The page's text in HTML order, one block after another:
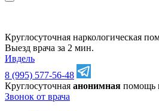
Круглосуточная наркологическая
Выезд врача за 2 мин.
Ивдель
8 (995) 577-56-48
Круглосуточная анонимная помощь
Звонок от врача